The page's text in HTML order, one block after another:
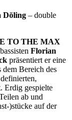
Döling – double
TO THE MAX
Florian
präsentiert er eine
dem Bereich des
Erdig gespielte
ab und
)stücke auf der